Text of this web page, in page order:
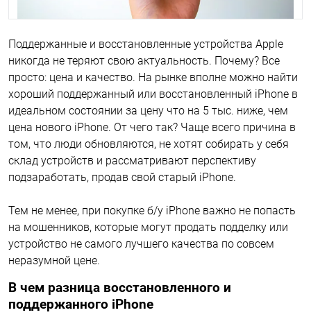
Поддержанные и восстановленные устройства Apple
никогда не теряют свою актуальность. Почему? Все
просто: цена и качество. На рынке вполне можно найти
хороший поддержанный или восстановленный iPhone в
идеальном состоянии за цену что на 5 тыс. ниже, чем
цена нового iPhone. От чего так? Чаще всего причина в
том, что люди обновляются, не хотят собирать у себя
склад устройств и рассматривают перспективу
подзаработать, продав свой старый iPhone.
Тем не менее, при покупке б/у iPhone важно не попасть
на мошенников, которые могут продать подделку или
устройство не самого лучшего качества по совсем
неразумной цене.
В чем разница восстановленного и
поддержанного iPhone